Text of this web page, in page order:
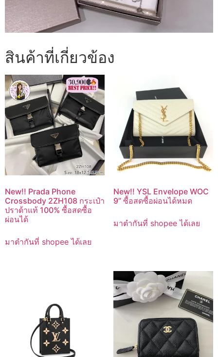
สินค้าที่เกี่ยวข้อง
New!! Prada Phone
Crossbody 2ZH108 กระเป๋า
ปราด้าแท้ 100% ซื้อสดซื้อ
ผ่อนได้
มาตำกันที่ shopee ได้เลย
New!! YSL Envelope WOC
9” ซื้อสดซื้อผ่อนได้หมด
มาตำกันที่ shopee ได้เลย